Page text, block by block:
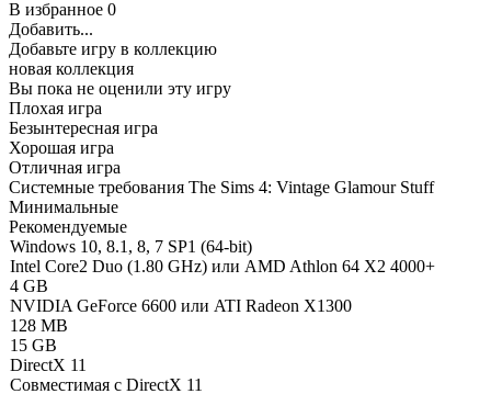
В избранное 0
Добавить...
Добавьте игру в коллекцию
новая коллекция
Вы пока не оценили эту игру
Плохая игра
Безынтересная игра
Хорошая игра
Отличная игра
Системные требования The Sims 4: Vintage Glamour Stuff
Минимальные
Рекомендуемые
Windows 10, 8.1, 8, 7 SP1 (64-bit)
Intel Core2 Duo (1.80 GHz) или AMD Athlon 64 X2 4000+
4 GB
NVIDIA GeForce 6600 или ATI Radeon X1300
128 MB
15 GB
DirectX 11
Совместимая с DirectX 11